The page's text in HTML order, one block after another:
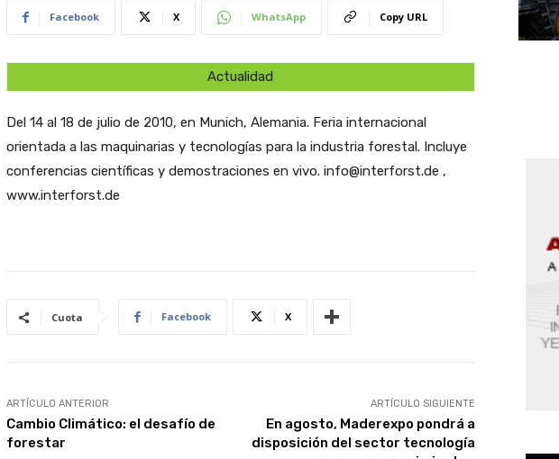
Facebook X WhatsApp Copy URL
Actualidad
Del 14 al 18 de julio de 2010, en Munich, Alemania. Feria internacional
orientada a las maquinarias y tecnologías para la industria forestal. Incluye
conferencias científicas y demostraciones en vivo. info@interforst.de ,
www.interforst.de
Cuota Facebook X
ARTÍCULO ANTERIOR
Cambio Climático: el desafío de
forestar
ARTÍCULO SIGUIENTE
En agosto, Maderexpo pondrá a
disposición del sector tecnología